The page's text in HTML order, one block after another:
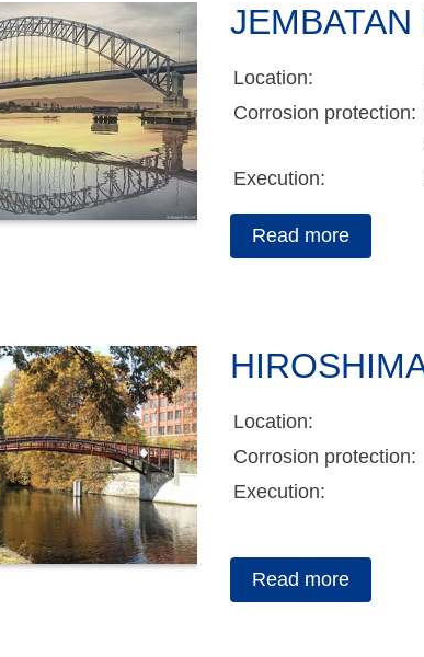
Location:
Corrosion protection:
Execution:
Read more
Location:
Corrosion protection:
Execution:
Read more